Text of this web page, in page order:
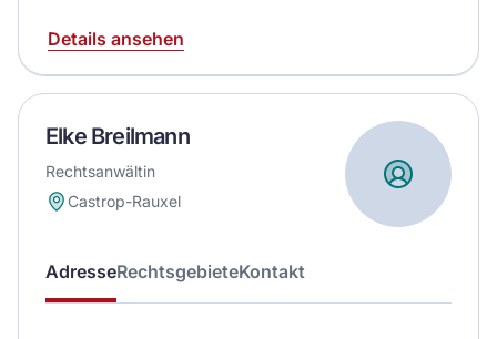
Details ansehen
Elke Breilmann
Rechtsanwältin
Castrop-Rauxel
AdresseRechtsgebieteKontakt